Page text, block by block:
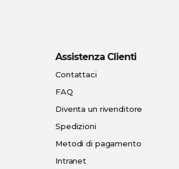
Assistenza Clienti
Contattaci
FAQ
Diventa un rivenditore
Spedizioni
Metodi di pagamento
Intranet